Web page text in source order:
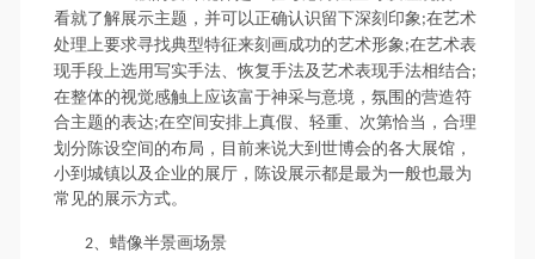
看就了解展示主题，并可以正确认识留下深刻印象;在艺术
处理上要求寻找典型特征来刻画成功的艺术形象;在艺术表
现手段上选用写实手法、恢复手法及艺术表现手法相结合;
在整体的视觉感触上应该富于神采与意境，氛围的营造符
合主题的表达;在空间安排上真假、轻重、次第恰当，合理
划分陈设空间的布局，目前来说大到世博会的各大展馆，
小到城镇以及企业的展厅，陈设展示都是最为一般也最为
常见的展示方式。
2、蜡像半景画场景